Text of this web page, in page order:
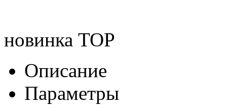
новинка TOP
Описание
Параметры